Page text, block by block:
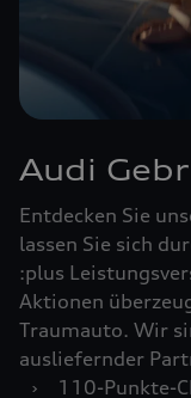
Audi
Entdecken Sie
lassen Sie sich
:plus
Aktionen
Traumauto. Wir
ausliefernder
›
110-Punkte-